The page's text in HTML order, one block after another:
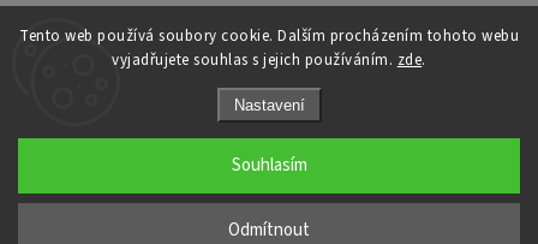
Tento web používá soubory cookie. Dalším procházením tohoto webu
vyjadřujete souhlas s jejich používáním. zde.
Nastavení
Odmítnout
Souhlasím
Cykloport. Všechna práva vyhrazena.
Upravit nastavení cookies